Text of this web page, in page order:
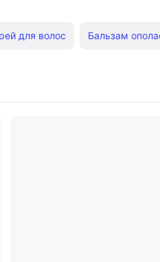
для волос Бальзам
шампунь Прелесть